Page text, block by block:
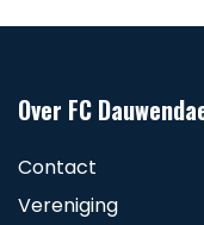
Over FC
Contact
Vereniging